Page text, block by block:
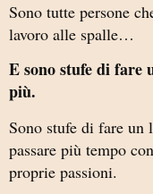
Sono tutte persone
lavoro alle spalle…
E sono stufe di fare
più.
Sono stufe di fare un
passare più tempo
proprie passioni.